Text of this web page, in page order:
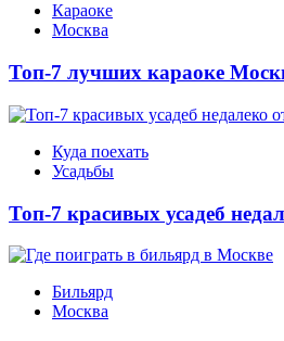
Караоке
Москва
Топ-7 лучших караоке
Куда поехать
Усадьбы
Топ-7 красивых усадеб
Бильярд
Москва